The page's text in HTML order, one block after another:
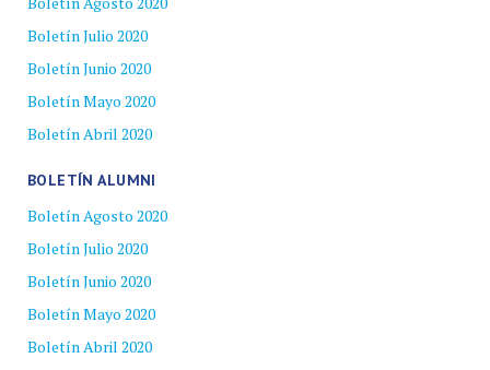
Boletín Julio 2020
Boletín Junio 2020
Boletín Mayo 2020
Boletín Abril 2020
BOLETÍN ALUMNI
Boletín Agosto 2020
Boletín Julio 2020
Boletín Junio 2020
Boletín Mayo 2020
Boletín Abril 2020